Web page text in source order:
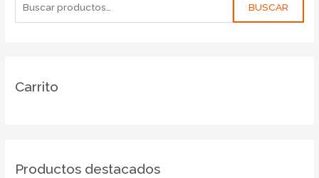
BUSCAR
Carrito
Productos destacados